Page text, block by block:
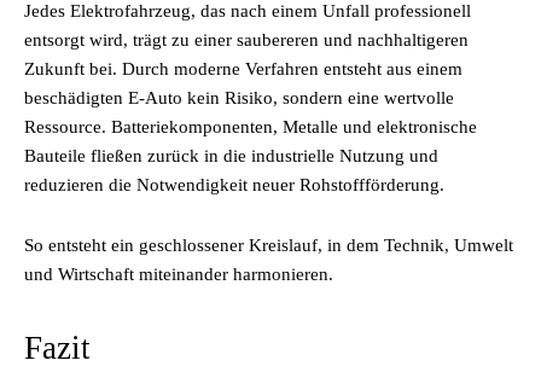
Jedes Elektrofahrzeug, das nach einem Unfall professionell
entsorgt wird, trägt zu einer saubereren und nachhaltigeren
Zukunft bei. Durch moderne Verfahren entsteht aus einem
beschädigten E-Auto kein Risiko, sondern eine wertvolle
Ressource. Batteriekomponenten, Metalle und elektronische
Bauteile fließen zurück in die industrielle Nutzung und
reduzieren die Notwendigkeit neuer Rohstoffförderung.
So entsteht ein geschlossener Kreislauf, in dem Technik, Umwelt
und Wirtschaft miteinander harmonieren.
Fazit